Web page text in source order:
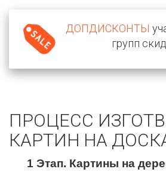
ДОПДИСКОНТЫ
групп
ПРОЦЕСС
КАРТИН НА
1 Этап. Картины на